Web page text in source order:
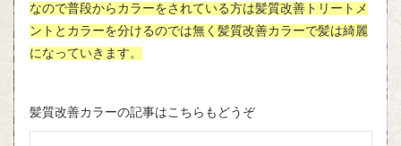
なので普段からカラーをされている方は髪質改善トリートメ
ントとカラーを分けるのでは無く髪質改善カラーで髪は綺麗
になっていきます。
髪質改善カラーの記事はこちらもどうぞ